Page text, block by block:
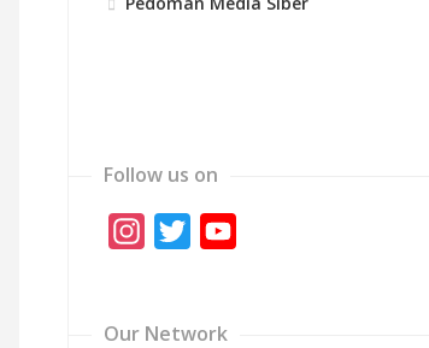
Follow us on
Instagram
Twitter
Our Network